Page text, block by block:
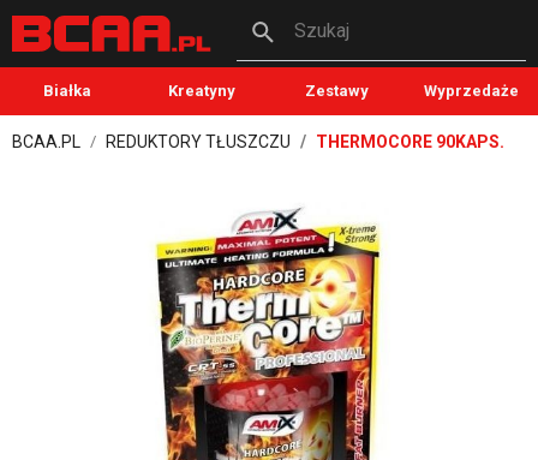
Szukaj
Białka Kreatyny Zestawy Wyprzedaże
BCAA.PL REDUKTORY TŁUSZCZU THERMOCORE 90KAPS.